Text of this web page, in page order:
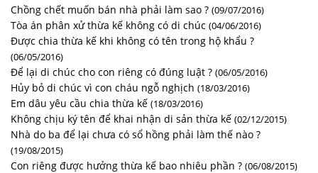
Chồng chết muốn bán nhà phải làm sao ? (09/07/2016)
Tòa án phân xử thừa kế không có di chúc (04/06/2016)
Được chia thừa kế khi không có tên trong hộ khẩu ?
(06/05/2016)
Để lại di chúc cho con riêng có đúng luật ? (06/05/2016)
Hủy bỏ di chúc vì con cháu ngỗ nghịch (18/03/2016)
Em dâu yêu cầu chia thừa kế (18/03/2016)
Không chịu ký tên để khai nhận di sản thừa kế (02/12/2015)
Nhà do ba để lại chưa có sổ hồng phải làm thế nào ?
(19/08/2015)
Con riêng được hưởng thừa kế bao nhiêu phần ? (06/08/2015)